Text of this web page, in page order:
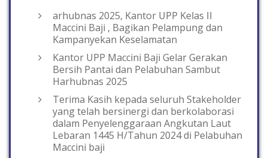
arhubnas 2025, Kantor UPP Kelas II
Maccini Baji , Bagikan Pelampung dan
Kampanyekan Keselamatan
Kantor UPP Maccini Baji Gelar Gerakan
Bersih Pantai dan Pelabuhan Sambut
Harhubnas 2025
Terima Kasih kepada seluruh Stakeholder
yang telah bersinergi dan berkolaborasi
dalam Penyelenggaraan Angkutan Laut
Lebaran 1445 H/Tahun 2024 di Pelabuhan
Maccini baji